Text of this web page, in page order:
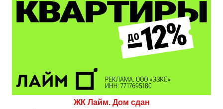
ЖК Лайм. Дом сдан